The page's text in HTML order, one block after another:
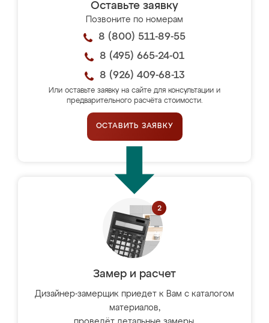
Оставьте заявку
Позвоните по номерам
8 (800) 511-89-55
8 (495) 665-24-01
8 (926) 409-68-13
Или оставьте заявку на сайте для консультации и
предварительного расчёта стоимости.
ОСТАВИТЬ ЗАЯВКУ
Замер и расчет
Дизайнер-замерщик приедет к Вам с каталогом
материалов,